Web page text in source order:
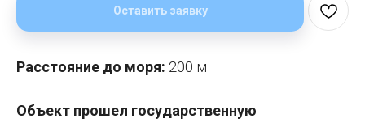
Оставить заявку
Расстояние до моря: 200 м
Объект прошел государственную